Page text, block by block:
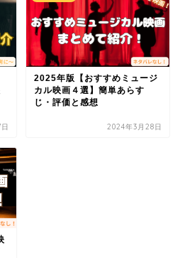
2025年版【おすすめミュージ
カル映画４選】簡単あらす
じ・評価と感想
2024年3月28日